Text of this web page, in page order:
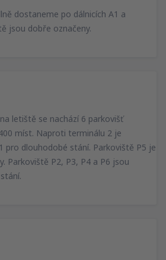
dostaneme po dálnicích A1 a
jsou dobře označeny.
letiště se nachází 6 parkovišť
míst. Naproti terminálu 2 je
pro dlouhodobé stání. Parkoviště P5 je
Parkoviště P2, P3, P4 a P6 jsou